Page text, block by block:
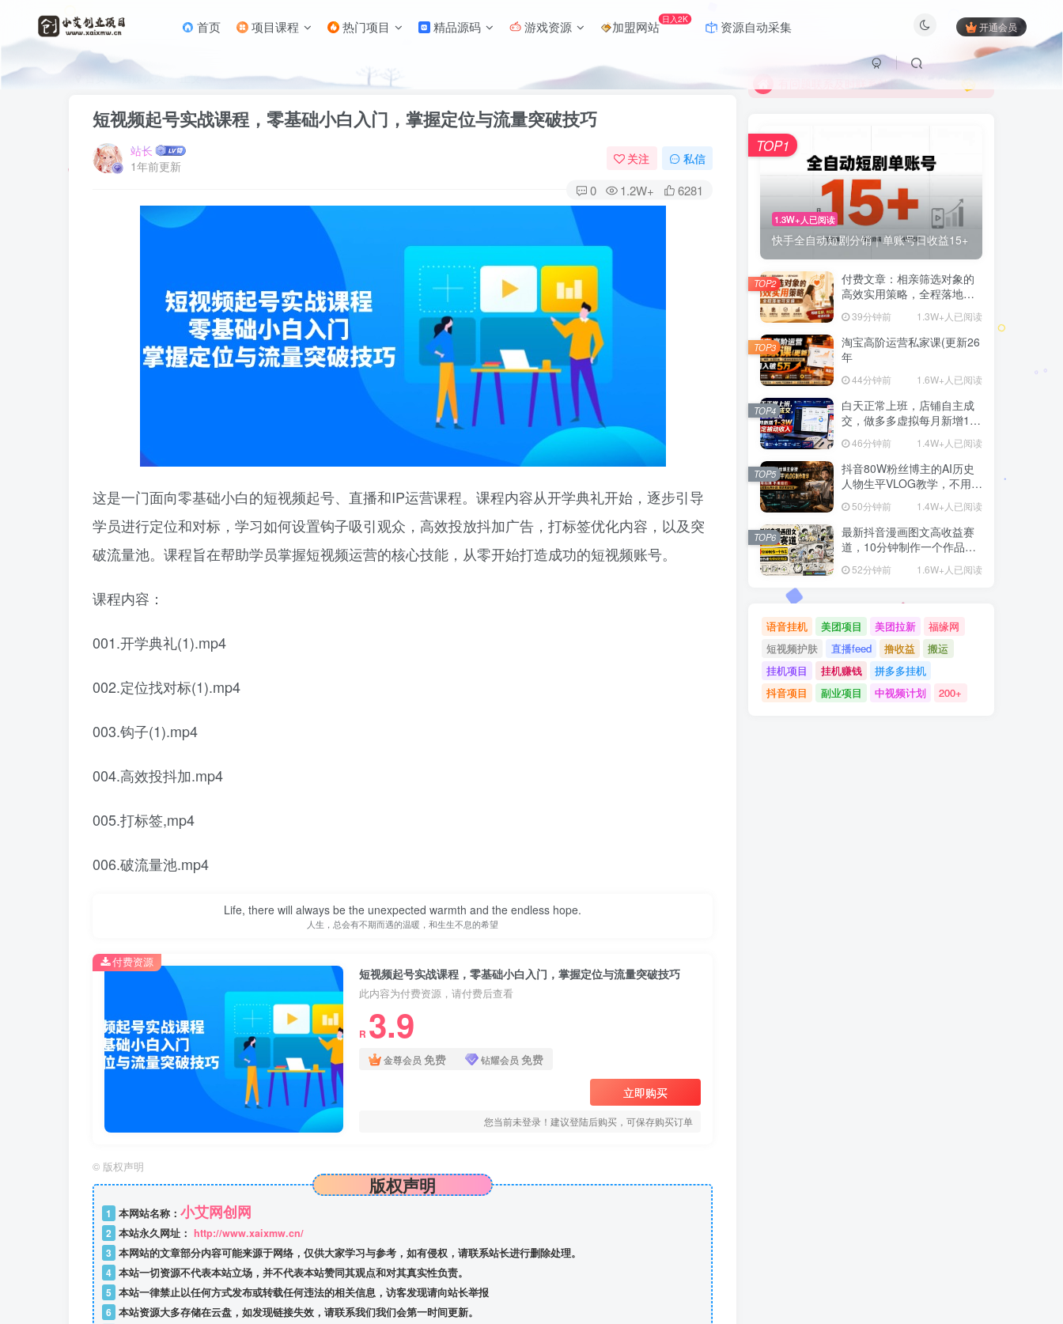
首页 项目课程 热门项目 精品源码 游戏资源 加盟网站 日入2K 资源自动采集 开通会员
首页 正文
短视频起号实战课程，零基础小白入门，掌握定位与流量突破技巧
站长
1年前更新
关注 私信
0 1.2W+ 6281
这是一门面向零基础小白的短视频起号、直播和IP运营课程。课程内容从开学典礼开始，逐步引导
学员进行定位和对标，学习如何设置钩子吸引观众，高效投放抖加广告，打标签优化内容，以及突
破流量池。课程旨在帮助学员掌握短视频运营的核心技能，从零开始打造成功的短视频账号。
课程内容：
001.开学典礼(1).mp4
002.定位找对标(1).mp4
003.钩子(1).mp4
004.高效投抖加.mp4
005.打标签,mp4
006.破流量池.mp4
Life, there will always be the unexpected warmth and the endless hope.
人生，总会有不期而遇的温暖，和生生不息的希望
短视频起号实战课程，零基础小白入门，掌握定位与流量突破技巧
此内容为付费资源，请付费后查看
R 3.9
金尊会员 免费 钻耀会员 免费
立即购买
您当前未登录！建议登陆后购买，可保存购买订单
付费资源
© 版权声明
版权声明
1 本网站名称： 小艾网创网
2 本站永久网址： http://www.xaixmw.cn/
3 本网站的文章部分内容可能来源于网络，仅供大家学习与参考，如有侵权，请联系站长进行删除处理。
4 本站一切资源不代表本站立场，并不代表本站赞同其观点和对其真实性负责。
5 本站一律禁止以任何方式发布或转载任何违法的相关信息，访客发现请向站长举报
6 本站资源大多存储在云盘，如发现链接失效，请联系我们我们会第一时间更新。
有问题联系及时联系站长
限时活动；目前月卡只需6.8元
有问题联系及时联系站长
1.3W+人已阅读
快手全自动短剧分销｜单账号日收益15+
TOP1
付费文章：相亲筛选对象的
高效实用策略，全程落地可
亲对象
39分钟前 1.3W+人已阅读
TOP2
淘宝高阶运营私家课(更新26
年
44分钟前 1.6W+人已阅读
TOP3
白天正常上班，店铺自主成
交，做多多虚拟每月新增1-
3W稳定被动收入【揭秘】
46分钟前 1.4W+人已阅读
TOP4
抖音80W粉丝博主的AI历史
人物生平VLOG教学，不用拍
摄不用露脸，AI帮你搞定，
轻松解锁伙伴计划+精选收益
50分钟前 1.4W+人已阅读
TOP5
最新抖音漫画图文高收益赛
道，10分钟制作一个作品，
稳拿创作者伙伴计划收益
52分钟前 1.6W+人已阅读
TOP6
语音挂机 美团项目 美团拉新
福缘网
短视频护肤
直播feed 撸收益
搬运
挂机项目
挂机赚钱
拼多多挂机
抖音项目
副业项目 中视频计划 200+